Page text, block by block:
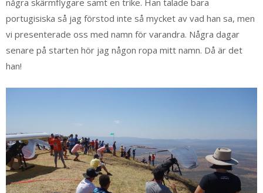
några skärmflygare samt en trike. Han talade bara
portugisiska så jag förstod inte så mycket av vad han sa, men
vi presenterade oss med namn för varandra. Några dagar
senare på starten hör jag någon ropa mitt namn. Då är det
han!